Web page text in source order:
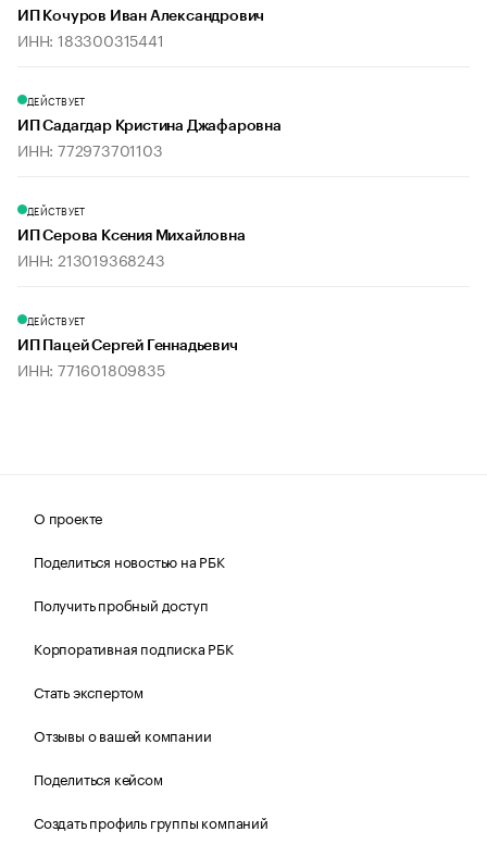
ИП Кочуров Иван Александрович
ИНН: 183300315441
ДЕЙСТВУЕТ
ИП Садагдар Кристина Джафаровна
ИНН: 772973701103
ДЕЙСТВУЕТ
ИП Серова Ксения Михайловна
ИНН: 213019368243
ДЕЙСТВУЕТ
ИП Пацей Сергей Геннадьевич
ИНН: 771601809835
О проекте
Поделиться новостью на РБК
Получить пробный доступ
Корпоративная подписка РБК
Стать экспертом
Отзывы о вашей компании
Поделиться кейсом
Создать профиль группы компаний